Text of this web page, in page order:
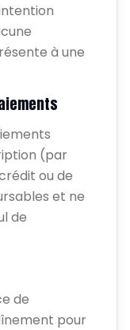
à une
(par
ou de
et ne
de
de
pour